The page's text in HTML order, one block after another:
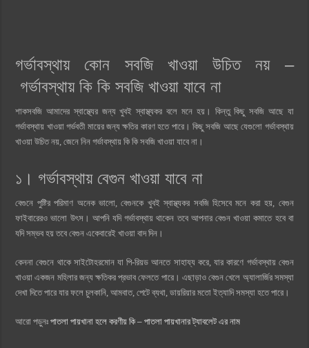
গর্ভাবস্থায় কোন সবজি খাওয়া উচিত নয় –
গর্ভাবস্থায় কি কি সবজি খাওয়া যাবে না
শাকসবজি আমাদের স্বাস্থ্যের জন্য খুবই স্বাস্থ্যকর বলে মনে হয়। কিন্তু কিছু সবজি আছে যা
গর্ভাবস্থায় খাওয়া গর্ভবতী মায়ের জন্য ক্ষতির কারণ হতে পারে। কিছু সবজি আছে যেগুলো গর্ভাবস্থায়
খাওয়া উচিত নয়, জেনে নিন গর্ভাবস্থায় কি কি সবজি খাওয়া যাবে না।
১। গর্ভাবস্থায় বেগুন খাওয়া যাবে না
বেগুনে পুষ্টির পরিমাণ অনেক ভালো, বেগুনকে খুবই স্বাস্থ্যকর সবজি হিসেবে মনে করা হয়, বেগুন
ফাইবারেরও ভালো উৎস। আপনি যদি গর্ভাবস্থায় থাকেন তবে আপনার বেগুন খাওয়া কমাতে হবে বা
যদি সম্ভব হয় তবে বেগুন একেবারেই খাওয়া বাদ দিন।
কেননা বেগুনে থাকে সাইটোহরমোন যা পি-রিয়ড আনতে সাহায্য করে, যার কারণে গর্ভাবস্থায় বেগুন
খাওয়া একজন মহিলার জন্য ক্ষতিকর প্রভাব ফেলতে পারে। এছাড়াও বেগুন খেলে অ্যালার্জির সমস্যা
দেখা দিতে পারে যার ফলে চুলকানি, আমবাত, পেটে ব্যথা, ডায়রিয়ার মতো ইত্যাদি সমস্যা হতে পারে।
আরো পড়ুনঃপাতলা পায়খানা হলে করণীয় কি – পাতলা পায়খানার ট্যাবলেট এর নাম